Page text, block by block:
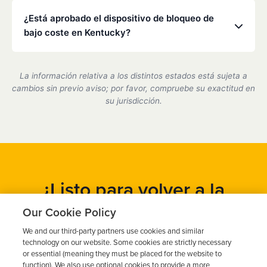
visitas rápidas.
te mudas o viajas, podemos ayudarte a coordinar el
servicio en uno de nuestros centros asociados.
¿Está aprobado el dispositivo de bloqueo de
bajo coste en Kentucky?
de encendido certificado por el estado de Kentucky
y cumplimos plenamente con todos los requisitos
del Departamento de Tráfico (DMV).
La información relativa a los distintos estados está sujeta a
cambios sin previo aviso; por favor, compruebe su exactitud en
su jurisdicción.
¿Listo para volver a la
carretera?
Obtén un presupuesto gratuito en cuestión de minutos y
programa tu instalación hoy mismo.
Our Cookie Policy
We and our third-party partners use cookies and similar
technology on our website. Some cookies are strictly necessary
or essential (meaning they must be placed for the website to